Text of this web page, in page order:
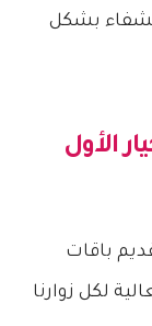
بشكل
الأول
باقات
لكل زوارنا